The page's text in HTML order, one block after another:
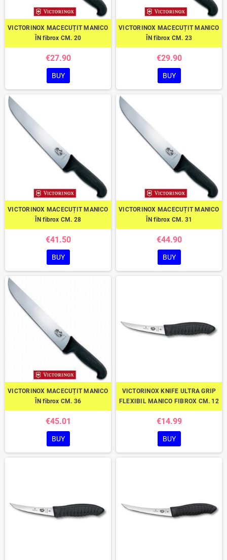
VICTORINOX MACECUȚIT MANICO
ÎN fibrox CM. 20
€27.90
BUY
VICTORINOX MACECUȚIT MANICO
ÎN fibrox CM. 23
€29.90
BUY
VICTORINOX MACECUȚIT MANICO
ÎN fibrox CM. 28
€41.50
BUY
VICTORINOX MACECUȚIT MANICO
ÎN fibrox CM. 31
€44.90
BUY
VICTORINOX MACECUȚIT MANICO
ÎN fibrox CM. 36
€45.01
BUY
VICTORINOX KNIFE ULTRA GRIP
FLEXIBIL MANICO FIBROX CM. 12
€14.99
BUY